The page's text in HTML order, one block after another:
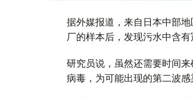
据外媒报道，来自日本中部
厂的样本后，发现污水中含有
研究员说，虽然还需要时间
病毒，为可能出现的第二波